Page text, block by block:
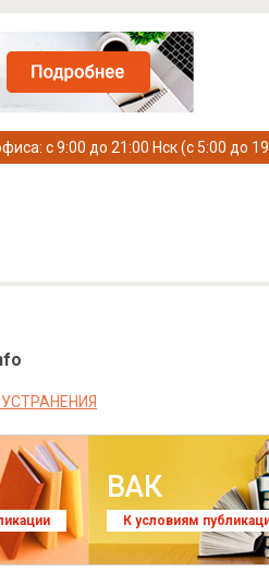
с 9:00 до 21:00 Нск (с 5:00 до
ВАК
К условиям